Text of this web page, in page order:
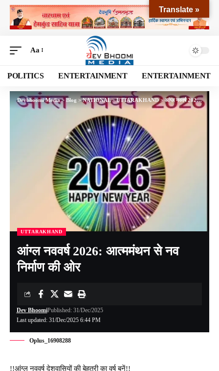
Aa
POLITICS ENTERTAINMENT ENTERTAINMENT
Devbhoomi Media>Blog >NATIONAL>UTTARAKHAND>आंग्ल नववर्ष 2026: आत्ममंथन से नव निर्माण की ओर
UTTARAKHAND
आंग्ल नववर्ष 2026: आत्ममंथन से नव
निर्माण की ओर
Last updated: 31/Dec/2025 6:44 PM
Dev BhoomiPublished: 31/Dec/2025
Oplus_16908288
!!आंग्ल नववर्ष देशवासियों की बेहतरी का वर्ष बनें!!
Translate »